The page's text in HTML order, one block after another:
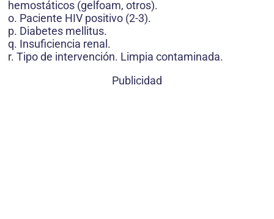
hemostáticos (gelfoam, otros).
o. Paciente HIV positivo (2-3).
p. Diabetes mellitus.
q. Insuficiencia renal.
r. Tipo de intervención. Limpia contaminada.
Publicidad